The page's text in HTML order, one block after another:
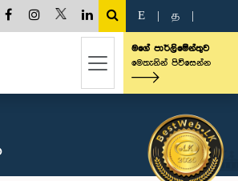
E த
මගේ පාර්ලිමේන්තුව
මෙතැනින් පිවිසෙන්න